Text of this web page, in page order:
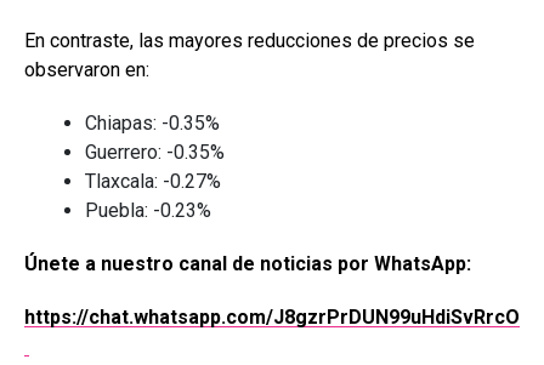
En contraste, las mayores reducciones de precios se
observaron en:
Chiapas: -0.35%
Guerrero: -0.35%
Tlaxcala: -0.27%
Puebla: -0.23%
Únete a nuestro canal de noticias por WhatsApp:
https://chat.whatsapp.com/J8gzrPrDUN99uHdiSvRrcO